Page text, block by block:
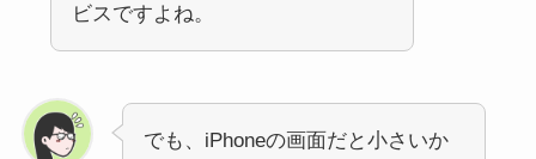
ビスですよね。
でも、iPhoneの画面だと小さいか